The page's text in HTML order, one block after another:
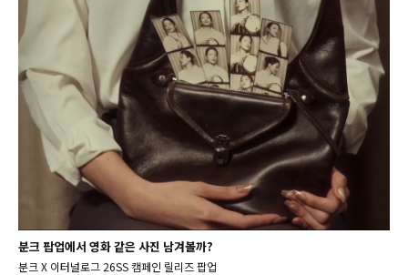
분크 팝업에서 영화 같은 사진 남겨볼까?
분크 X 이터널로그 26SS 캠페인 릴리즈 팝업